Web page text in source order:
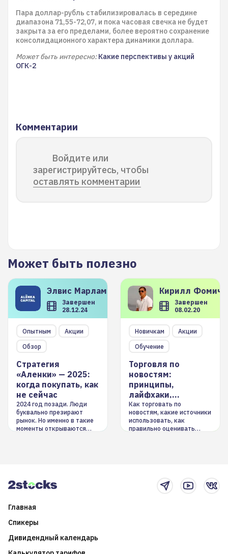
Пара доллар-рубль стабилизировалась в середине
диапазона 71,55-72,07, и пока часовая свечка не будет
закрыта за его пределами, более вероятно сохранение
консолидационного характера динамики доллара.
Может быть интересно: Какие перспективы у акций
ОГК-2
Комментарии
Войдите или
зарегистрируйтесь, чтобы
оставлять комментарии
Может быть полезно
Элвис Марламов
Завершен
28.12.24
Опытным
Акции
Обзор
Стратегия
«Аленки» — 2025:
когда покупать, как
не сейчас
2024 год позади. Люди
буквально презирают
рынок. Но именно в такие
моменты открываются
Кирилл
Завершен
08.02.20
Новичкам
Акции
Обучение
Торговля по
новостям:
принципы,
лайфхаки,
инструменты
Как торговать по
новостям, какие источники
использовать, как
правильно оценивать
Главная
Спикеры
Дивидендный календарь